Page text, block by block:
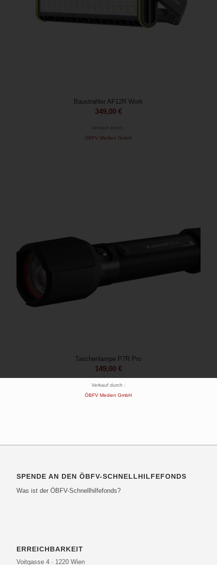
Baustrahler AF12R Work
349,00 €
Verkauf durch :
ÖBFV Medien GmbH
Taschenlampe P7R Pro
149,00 €
Verkauf durch :
ÖBFV Medien GmbH
SPENDE AN DEN ÖBFV-SCHNELLHILFEFONDS
Was ist der ÖBFV-Schnellhilfefonds?
ERREICHBARKEIT
Voitgasse 4 · 1220 Wien